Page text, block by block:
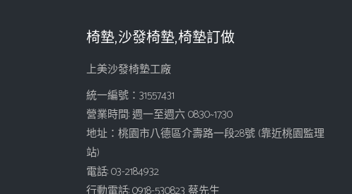
椅墊,沙發椅墊,椅墊訂做
上美沙發椅墊工廠
統一編號：31557431
營業時間: 週一至週六 08:30~17:30
地址：桃園市八德區介壽路一段28號 (靠近桃園監理
站)
電話: 03-2184932